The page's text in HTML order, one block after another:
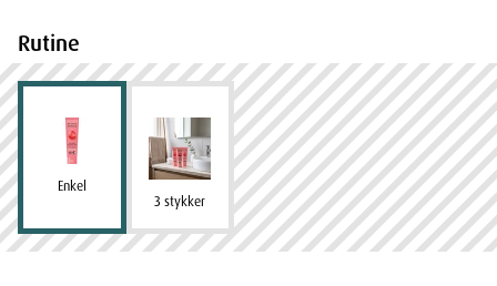
Rutine
Enkel
3 stykker